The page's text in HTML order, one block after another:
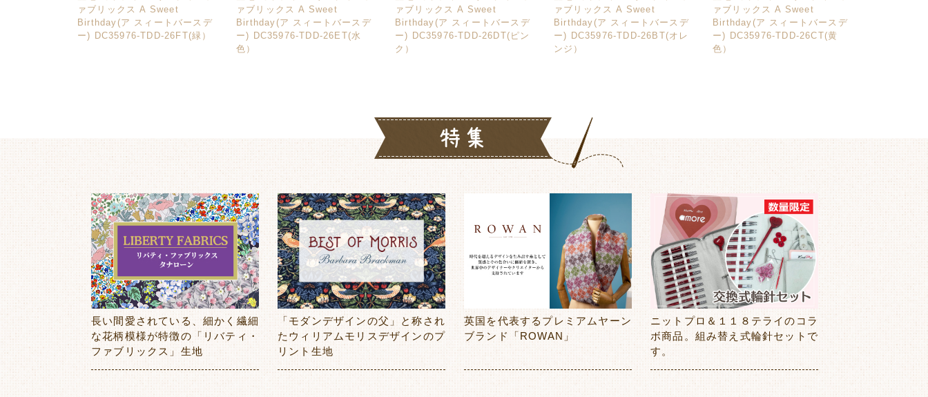
ァブリックス A Sweet
Birthday(ア スィートバースデ
ー) DC35976-TDD-26FT(緑）
ァブリックス A Sweet
Birthday(ア スィートバースデ
ー) DC35976-TDD-26ET(水
色）
ァブリックス A Sweet
Birthday(ア スィートバースデ
ー) DC35976-TDD-26DT(ピン
ク）
ァブリックス A Sweet
Birthday(ア スィートバースデ
ー) DC35976-TDD-26BT(オレ
ンジ）
ァブリックス A Sweet
Birthday(ア スィートバースデ
ー) DC35976-TDD-26CT(黄
色）
長い間愛されている、細かく繊細
な花柄模様が特徴の「リバティ・
ファブリックス」生地
「モダンデザインの父」と称され
たウィリアムモリスデザインのプ
リント生地
英国を代表するプレミアムヤーン
ブランド「ROWAN」
ニットプロ＆１１８テライのコラ
ボ商品。組み替え式輪針セットで
す。